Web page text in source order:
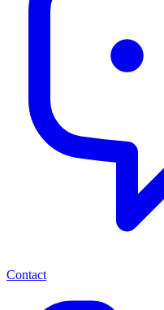
Contact